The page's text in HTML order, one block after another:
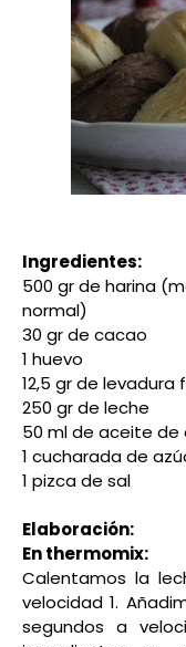
Ingredientes:
500 gr de harina
normal)
30 gr de cacao
1 huevo
12,5 gr de
250 gr de leche
50 ml de aceite de
1 cucharada de
1 pizca de sal
Elaboración:
En thermomix:
Calentamos la
velocidad 1.
segundos a